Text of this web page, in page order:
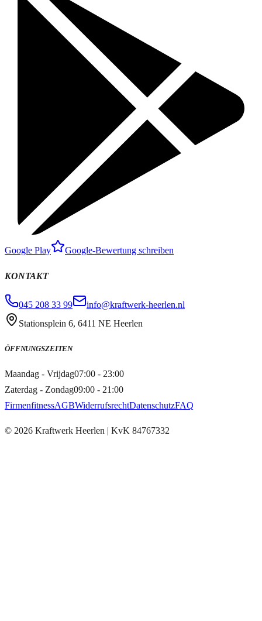
Google Play Google-Bewertung schreiben
KONTAKT
045 208 33 99
info@kraftwerk-heerlen.nl
Stationsplein 6, 6411 NE Heerlen
ÖFFNUNGSZEITEN
Maandag - Vrijdag07:00 - 23:00
Zaterdag - Zondag09:00 - 21:00
FirmenfitnessAGBWiderrufsrechtDatenschutzFAQ
© 2026 Kraftwerk Heerlen | KvK 84767332